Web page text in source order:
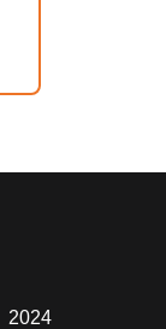
2024